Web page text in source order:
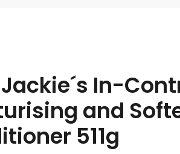
In-
and
511g